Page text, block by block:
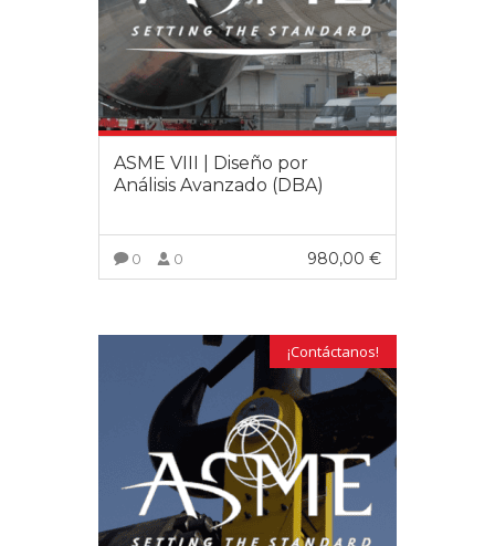
ASME VIII | Diseño por
Análisis Avanzado (DBA)
0 0 980,00 €
¡Contáctanos!